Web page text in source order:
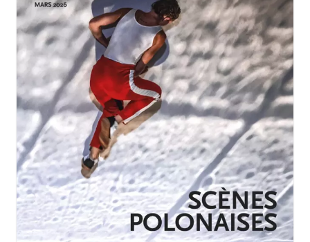
JANVIER-MARS 2026